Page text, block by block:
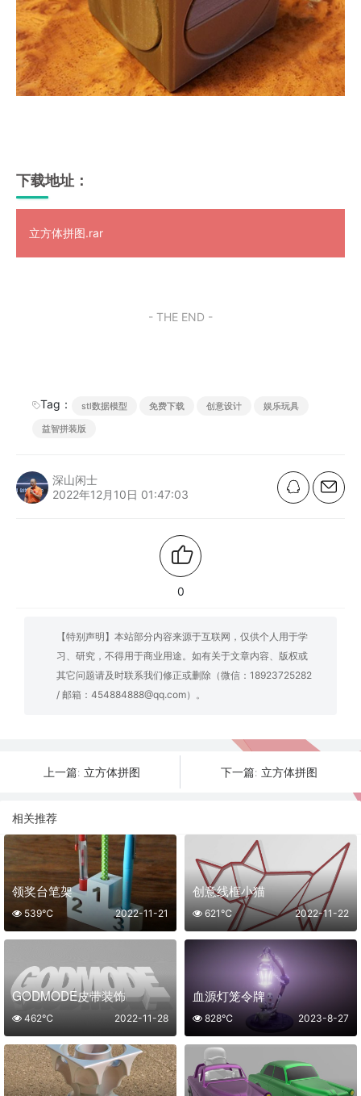
下载地址：
立方体拼图.rar
- THE END -
Tag： stl数据模型 免费下载 创意设计
娱乐玩具
益智拼装版
深山闲士
2022年12月10日 01:47:03
0
【特别声明】本站部分内容来源于互联网，仅供个人用于学
习、研究，不得用于商业用途。如有关于文章内容、版权或
其它问题请及时联系我们修正或删除（微信：18923725282
/ 邮箱：454884888@qq.com）。
上一篇: 立方体拼图 下一篇: 立方体拼图
相关推荐
领奖台笔架
2022-11-21
539℃
创意线框小猫
2022-11-22
621℃
GODMODE皮带装饰
2022-11-28
462℃
血源灯笼令牌
2023-8-27
828℃